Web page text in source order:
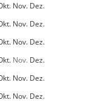
Nov. Dez.
Nov. Dez.
Nov. Dez.
Nov. Dez.
Nov. Dez.
Nov. Dez.